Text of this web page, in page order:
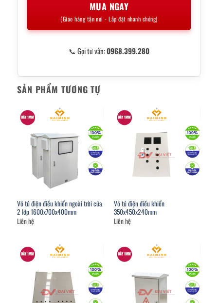
MUA NGAY
(Giao hàng tận nơi - Lắp đặt nhanh chóng)
📞 Gọi tư vấn:0968.399.280
SẢN PHẨM TƯƠNG TỰ
Vỏ tủ điện điều khiển ngoài trời cửa
2 lớp 1600x700x400mm
Liên hệ
Vỏ tủ điện điều khiển
350x450x240mm
Liên hệ